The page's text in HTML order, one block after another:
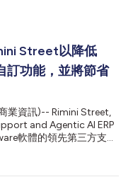
Street以降低
訂功能，並將節省
業資訊)-- Rimini Street,
and Agentic AI ERP
軟體的領先第三方支援
於AI創新，並在零停機時